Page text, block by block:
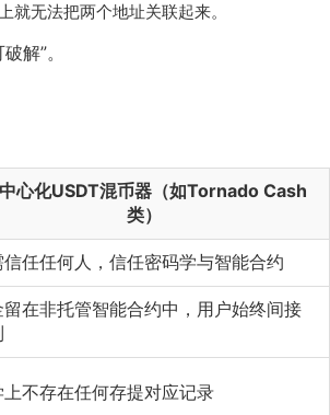
无法把两个地址关联起来。
解”。
心化USDT混币器（如Tornado Cash
类）
信任任何人，信任密码学与智能合约
留在非托管智能合约中，用户始终间接
上不存在任何存提对应记录